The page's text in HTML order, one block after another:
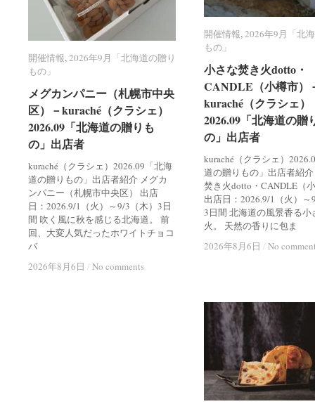
開催情報,2026年9月「北
もの」
小さな焚き火dotto・
CANDLE（小樽市）
kuraché（クラシェ）
2026.09「北海道の贈
の」出店者
kuraché（クラシェ）
道の贈りもの」出店者紹
焚き火dotto・CANDLE（
出店日：2026.9/1（火）～
3日間 北海道の風景香る小
火。 天然の香りに包ま
2026年8月6日 / No
開催情報 2026年9月「北
もの」
小さな焚き火dotto・
CANDLE（小樽市）
kuraché（クラシェ）
2026.09「北海道の贈
の」出店者
2026年8月6日 / No
開催情報,2026年9月「北海道の贈り
もの」
メグカンパニー（札幌市中央
区）－kuraché（クラシェ）
2026.09「北海道の贈りも
の」出店者
kuraché（クラシェ）2026.09「北海
道の贈りもの」出店者紹介 メグカ
ンパニー（札幌市中央区） 出店
日：2026.9/1（火）～9/3（木）3日
間 吹く風に秋を感じる北海道。 前
回、大変人気だったホワイトチョコ
バ
2026年8月6日 / No comments
開催情報 2026年9月「北海道の贈り
もの」
メグカンパニー（札幌市中央
区）－kuraché（クラシェ）
2026.09「北海道の贈りも
の」出店者
2026年8月6日 / No comments